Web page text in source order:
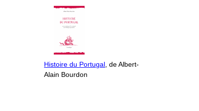
Histoire du Portugal , de Albert-
Alain Bourdon